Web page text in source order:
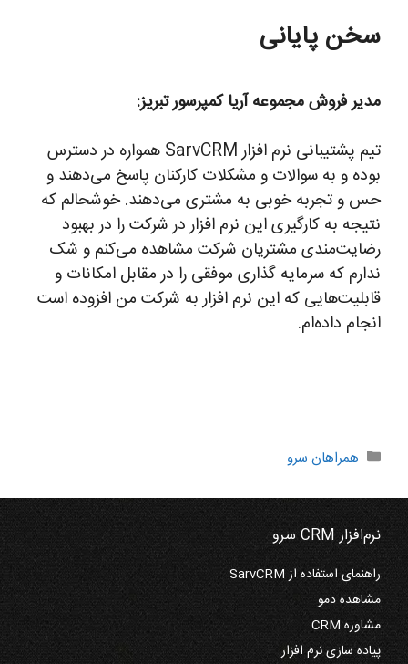
سخن پایانی
مدیر فروش مجموعه آریا کمپرسور تبریز:
تیم پشتیبانی نرم افزار SarvCRM همواره در دسترس
بوده و به سوالات و مشکلات کارکنان پاسخ می‌دهند و
حس و تجربه خوبی به مشتری می‌دهند. خوشحالم که
نتیجه به کارگیری این نرم افزار در شرکت را در بهبود
رضایت‌مندی مشتریان شرکت مشاهده می‌کنم و شک
ندارم که سرمایه گذاری موفقی را در مقابل امکانات و
قابلیت‌هایی که این نرم افزار به شرکت من افزوده است
انجام داده‌ام.
دسته‌ها
همراهان سرو
نرم‌افزار CRM سرو
راهنمای استفاده از SarvCRM
مشاهده دمو
مشاوره CRM
پیاده سازی نرم افزار